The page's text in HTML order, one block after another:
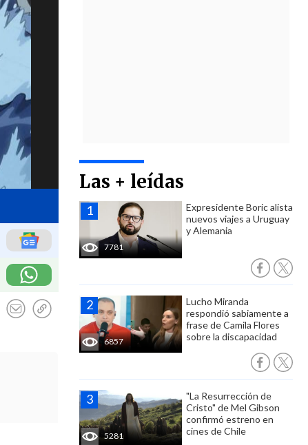
Las + leídas
7781
Expresidente Boric alista
nuevos viajes a Uruguay
y Alemania
6857
Lucho Miranda
respondió sabiamente a
frase de Camila Flores
sobre la discapacidad
5281
"La Resurrección de
Cristo" de Mel Gibson
confirmó estreno en
cines de Chile